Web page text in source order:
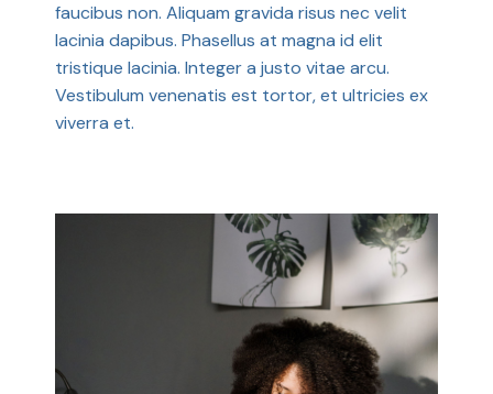
faucibus non. Aliquam gravida risus nec velit
lacinia dapibus. Phasellus at magna id elit
tristique lacinia. Integer a justo vitae arcu.
Vestibulum venenatis est tortor, et ultricies ex
viverra et.